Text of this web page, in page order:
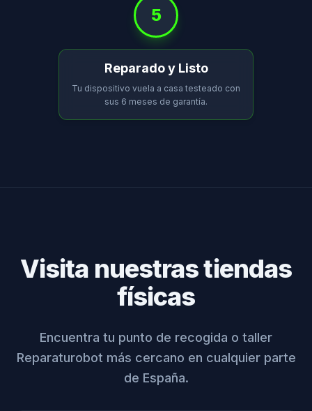
5
Reparado y Listo
Tu dispositivo vuela a casa testeado con
sus 6 meses de garantía.
Visita nuestras tiendas
físicas
Encuentra tu punto de recogida o taller
Reparaturobot más cercano en cualquier parte
de España.